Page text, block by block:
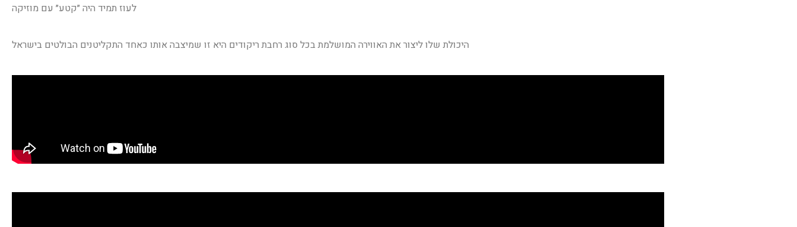
לעוז תמיד היה ״קטע״ עם מוזיקה
היכולת שלו ליצור את האווירה המושלמת בכל סוג רחבת ריקודים היא זו שמיצבה אותו כאחד התקליטנים הבולטים בישראל